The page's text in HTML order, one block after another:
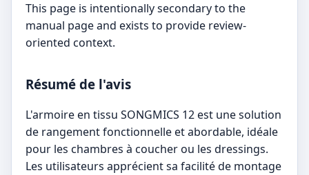
This page is intentionally secondary to the
manual page and exists to provide review-
oriented context.
Résumé de l'avis
L'armoire en tissu SONGMICS 12 est une solution
de rangement fonctionnelle et abordable, idéale
pour les chambres à coucher ou les dressings.
Les utilisateurs apprécient sa facilité de montage